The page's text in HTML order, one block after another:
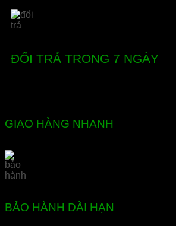
ĐỔI TRẢ TRONG 7 NGÀY
GIAO HÀNG NHANH
BẢO HÀNH DÀI HẠN